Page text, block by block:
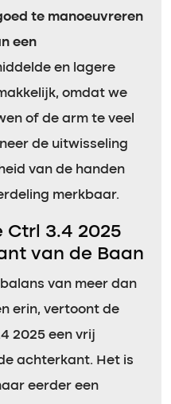
te manoeuvreren
een
en lagere
omdat we
of de arm te veel
de uitwisseling
van de handen
merkbaar.
Ctrl 3.4 2025
van de Baan
van meer dan
erin, vertoont de
2025 een vrij
achterkant. Het is
eerder een